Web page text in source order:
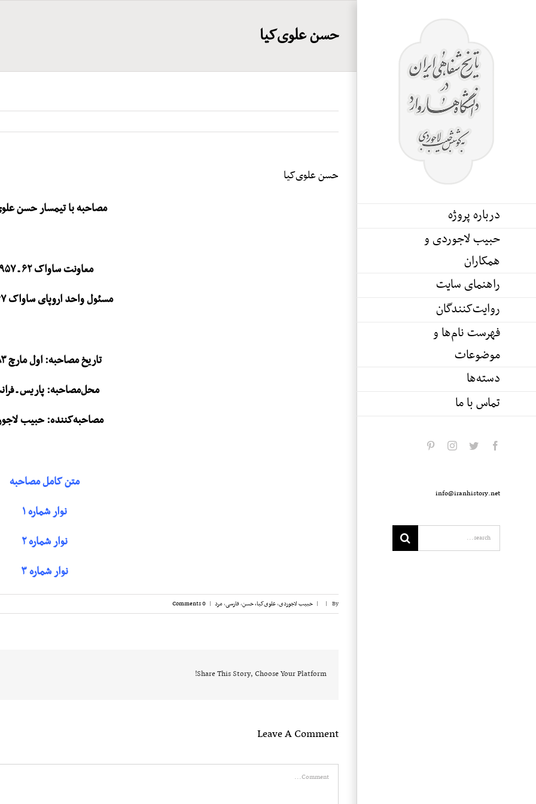
درباره پروژه
حبیب لاجوردی و
همکاران
راهنمای سایت
روایت‌کنندگان
فهرست نام‌ها و
موضوعات
دسته‌ها
تماس با ما
facebook
twitter
instagram
info@iranhistory.net
حسن علوی‌کیا
حسن علوی‌کیا
مصاحبه با تیمسار حسن
معاونت ساواک ۶۲ ـ ۱۹۵۷
مسئول واحد اروپای ساواک ۶۷ـ۱۹۶۲
تاریخ مصاحبه: اول مارچ ۱۹۸۳
محل‌مصاحبه: پاریس ـ
مصاحبه‌کننده: حبیب
متن کامل مصاحبه
نوار شماره ۱
نوار شماره ۲
نوار شماره ۳
By
|
| حبیب لاجوردی,علوی‌کیا، حسن,فارسی,مرد |
0 Comments
Share This Story, Choose Your Platform!
Leave A Comment
Comment